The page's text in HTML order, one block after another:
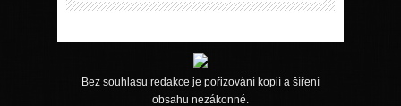
Bez souhlasu redakce je pořizování kopií a šíření
obsahu nezákonné.